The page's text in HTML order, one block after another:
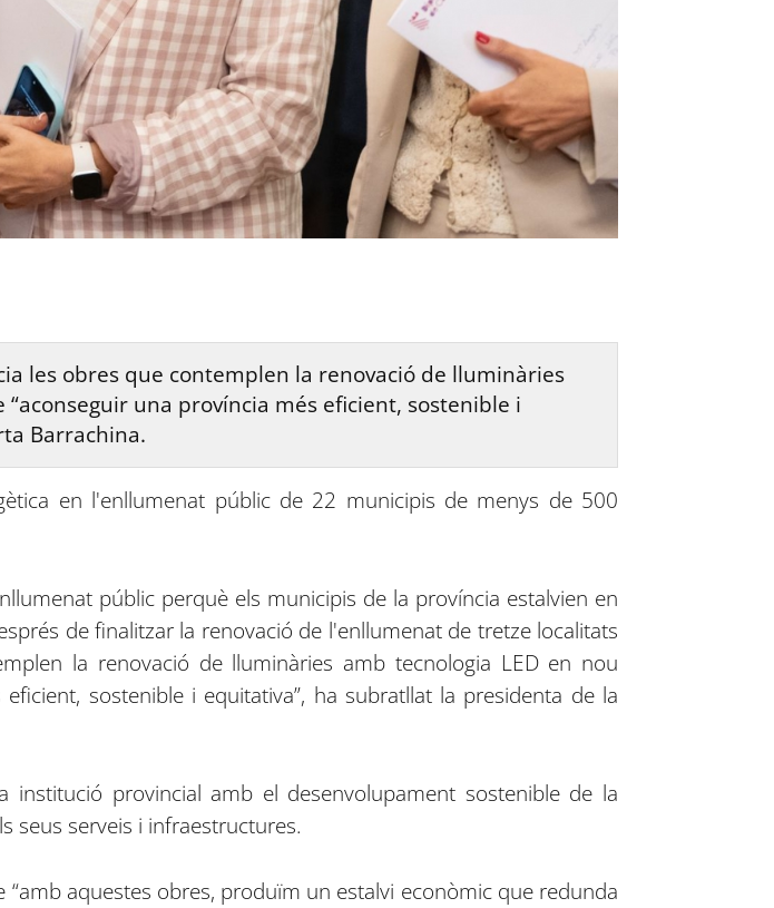
les obres que contemplen la renovació de lluminàries
una província més eficient, sostenible i
Barrachina.
en l'enllumenat públic de 22 municipis de menys de 500
públic perquè els municipis de la província estalvien en
de finalitzar la renovació de l'enllumenat de tretze localitats
la renovació de lluminàries amb tecnologia LED en nou
sostenible i equitativa”, ha subratllat la presidenta de la
provincial amb el desenvolupament sostenible de la
seus serveis i infraestructures.
aquestes obres, produïm un estalvi econòmic que redunda